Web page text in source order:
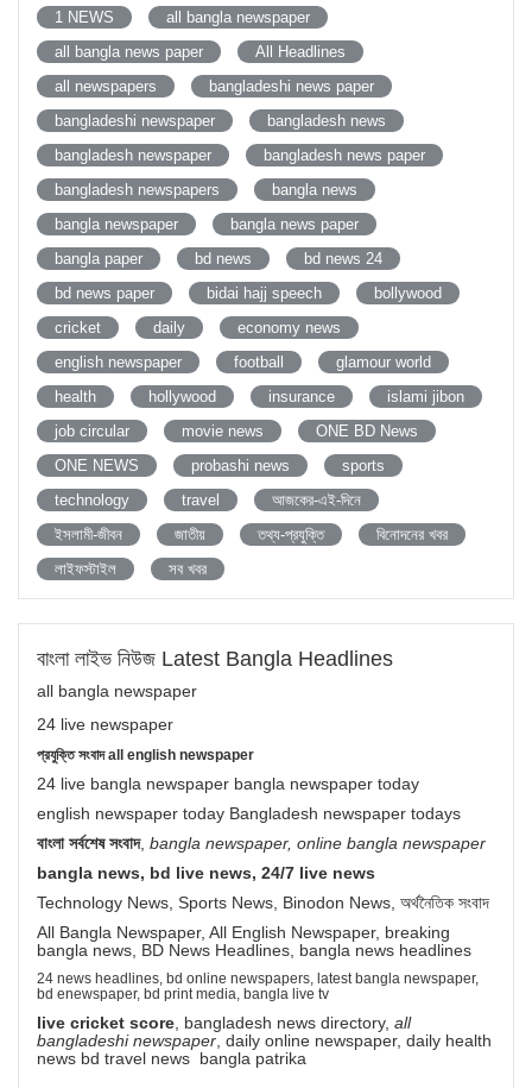
1 NEWS
all bangla newspaper
all bangla news paper
All Headlines
all newspapers
bangladeshi news paper
bangladeshi newspaper
bangladesh news
bangladesh newspaper
bangladesh news paper
bangladesh newspapers
bangla news
bangla newspaper
bangla news paper
bangla paper
bd news
bd news 24
bd news paper
bidai hajj speech
bollywood
cricket
daily
economy news
english newspaper
football
glamour world
health
hollywood insurance
islami jibon
job circular
movie news
ONE BD News
ONE NEWS
probashi news
sports
technology
travel
আজকের-এই-দিনে
ইসলামী-জীবন
জাতীয় তথ্য-প্রযুক্তি
বিনোদনের খবর
লাইফস্টাইল
সব খবর
বাংলা লাইভ নিউজ Latest Bangla Headlines
all bangla newspaper
24 live newspaper
প্রযুক্তি সংবাদ all english newspaper
24 live bangla newspaper bangla newspaper today
english newspaper today Bangladesh newspaper todays
বাংলা সর্বশেষ সংবাদ, bangla newspaper, online bangla newspaper
bangla news, bd live news, 24/7 live news
Technology News, Sports News, Binodon News, অর্থনৈতিক সংবাদ
All Bangla Newspaper, All English Newspaper, breaking
bangla news, BD News Headlines, bangla news headlines
24 news headlines, bd online newspapers, latest bangla newspaper,
bd enewspaper, bd print media, bangla live tv
live cricket score, bangladesh news directory, all
bangladeshi newspaper, daily online newspaper, daily health
news bd travel news bangla patrika